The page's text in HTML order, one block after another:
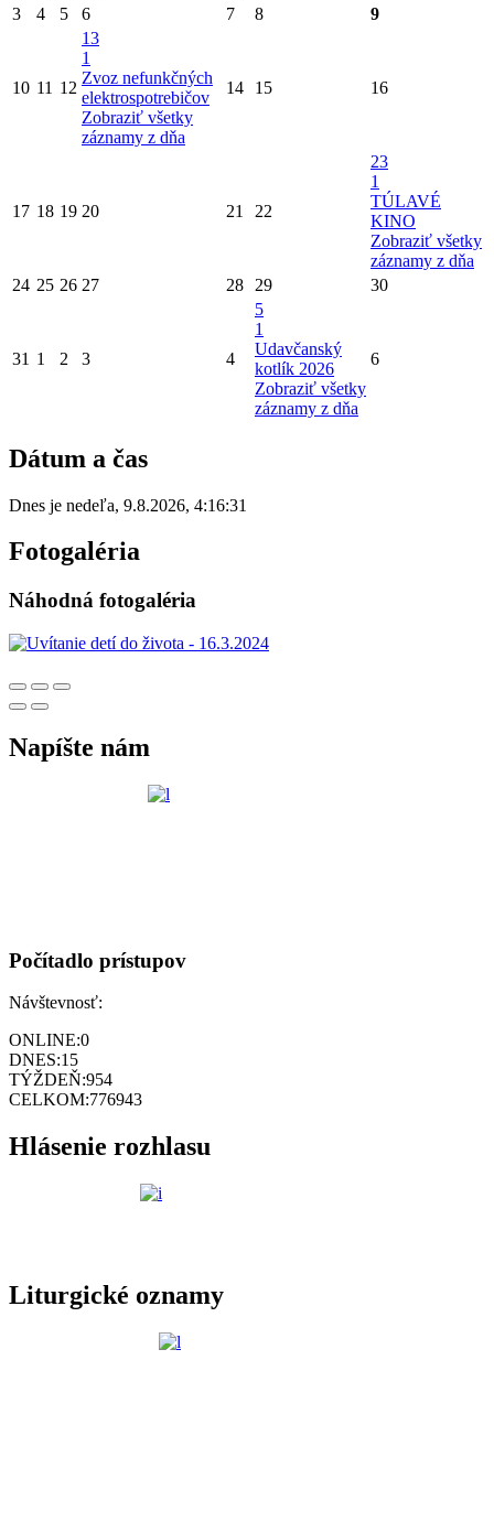
3
4 5 6 7 8 9
10 11 12
13
1
Zvoz nefunkčných
elektrospotrebičov
Zobraziť všetky
záznamy z dňa
14 15 16
17 18 19 20 21 22
23
1
TÚLAVÉ
KINO
Zobraziť všetky
záznamy z dňa
24 25 26 27 28 29 30
31 1 2 3 4
5
1
Udavčanský
kotlík 2026
Zobraziť všetky
záznamy z dňa
6
Dátum a čas
Dnes je nedeľa, 9.8.2026, 4:16:31
Fotogaléria
Náhodná fotogaléria
Napíšte nám
Počítadlo prístupov
Návštevnosť:
ONLINE:0
DNES:15
TÝŽDEŇ:954
CELKOM:776943
Hlásenie rozhlasu
Liturgické oznamy